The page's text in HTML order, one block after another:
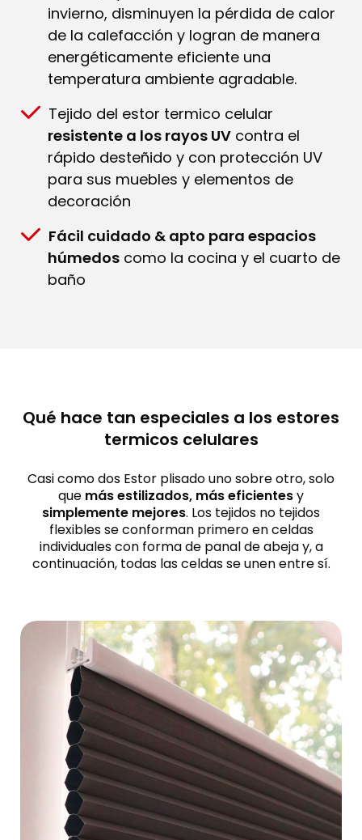
invierno, disminuyen la pérdida de calor
de la calefacción y logran de manera
energéticamente eficiente una
temperatura ambiente agradable.
Tejido del estor termico celular
resistente a los rayos UV contra el
rápido desteñido y con protección UV
para sus muebles y elementos de
decoración
Fácil cuidado & apto para espacios
húmedos como la cocina y el cuarto de
baño
Qué hace tan especiales a los estores
termicos celulares
Casi como dos Estor plisado uno sobre otro, solo
que más estilizados, más eficientesy
simplemente mejores. Los tejidos no tejidos
flexibles se conforman primero en celdas
individuales con forma de panal de abeja y, a
continuación, todas las celdas se unen entre sí.